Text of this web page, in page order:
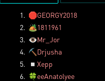
1. 🛑GEORGY2018
2. 🏕️1811961
3. 👁️Mr_Jor
4. ⛏️ Drjusha
5.
◽ Xepp
6. 🍀eeAnatolyee